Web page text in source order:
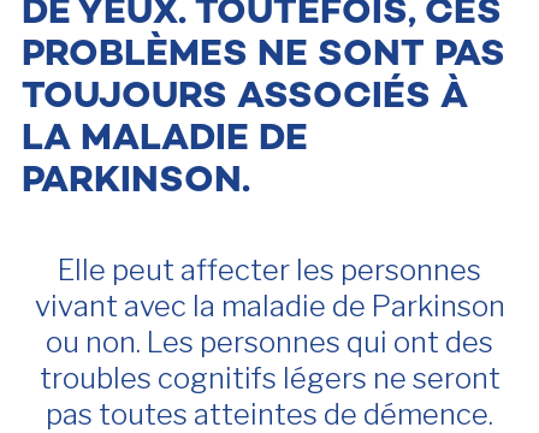
DE YEUX. TOUTEFOIS, CES
PROBLÈMES NE SONT PAS
TOUJOURS ASSOCIÉS À
LA MALADIE DE
PARKINSON.
Elle peut affecter les personnes
vivant avec la maladie de Parkinson
ou non. Les personnes qui ont des
troubles cognitifs légers ne seront
pas toutes atteintes de démence.